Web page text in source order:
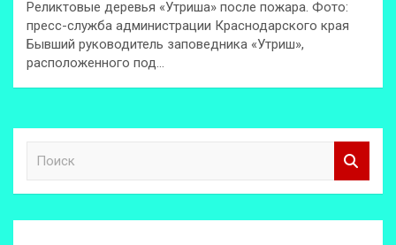
Реликтовые деревья «Утриша» после пожара. Фото:
пресс-служба администрации Краснодарского края
Бывший руководитель заповедника «Утриш»,
расположенного под…
к